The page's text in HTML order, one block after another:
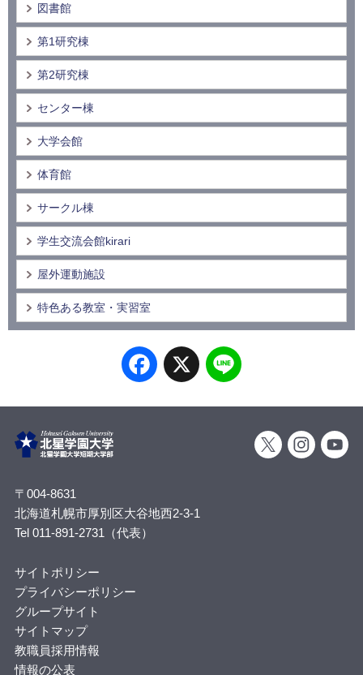
図書館
第1研究棟
第2研究棟
センター棟
大学会館
体育館
サークル棟
学生交流会館kirari
屋外運動施設
特色ある教室・実習室
Facebook
X
〒004-8631
北海道札幌市厚別区大谷地西2-3-1
Tel 011-891-2731（代表）
サイトポリシー
プライバシーポリシー
グループサイト
サイトマップ
教職員採用情報
情報の公表